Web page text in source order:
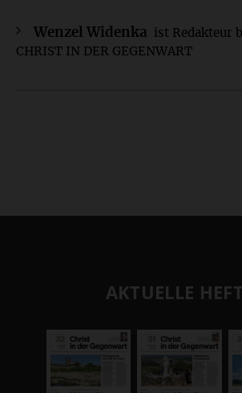
Wenzel Widenka
ist Redakteur
CHRIST IN DER GEGENWART
AKTUELLE